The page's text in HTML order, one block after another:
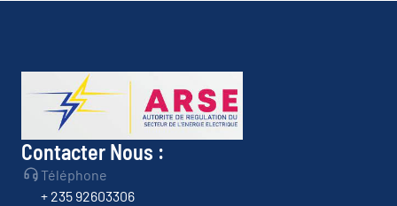
Contacter Nous :
Téléphone
+ 235 92603306